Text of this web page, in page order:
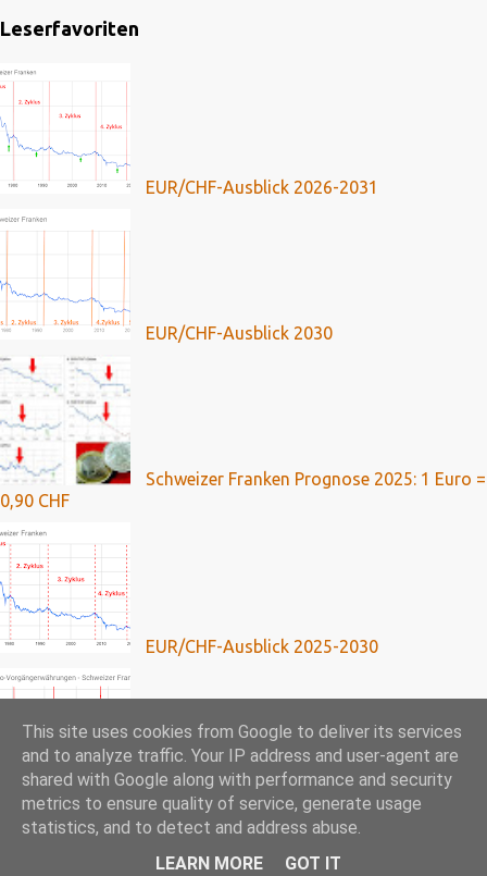
Leserfavoriten
EUR/CHF-Ausblick 2026-2031
EUR/CHF-Ausblick 2030
Schweizer Franken Prognose 2025: 1 Euro =
0,90 CHF
EUR/CHF-Ausblick 2025-2030
Franken-Kredite: Umfassende Analyse mit
Ausblick bis 2024
This site uses cookies from Google to deliver its services
and to analyze traffic. Your IP address and user-agent are
shared with Google along with performance and security
metrics to ensure quality of service, generate usage
statistics, and to detect and address abuse.
LEARN MORE
GOT IT